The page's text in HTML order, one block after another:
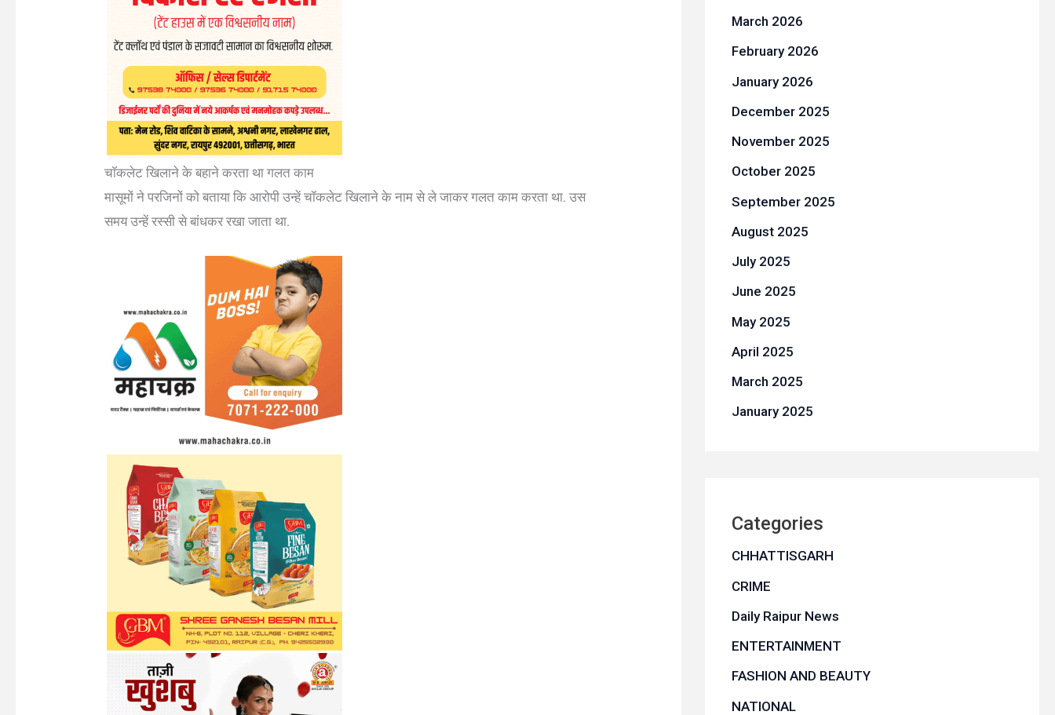
चॉकलेट खिलाने के बहाने करता था गलत काम
मासूमों ने परजिनों को बताया कि आरोपी उन्हें चॉकलेट खिलाने के नाम से ले जाकर गलत काम करता था. उस
समय उन्हें रस्सी से बांधकर रखा जाता था.
March 2026
February 2026
January 2026
December 2025
November 2025
October 2025
September 2025
August 2025
July 2025
June 2025
May 2025
April 2025
March 2025
January 2025
Categories
CHHATTISGARH
CRIME
Daily Raipur News
ENTERTAINMENT
FASHION AND BEAUTY
NATIONAL